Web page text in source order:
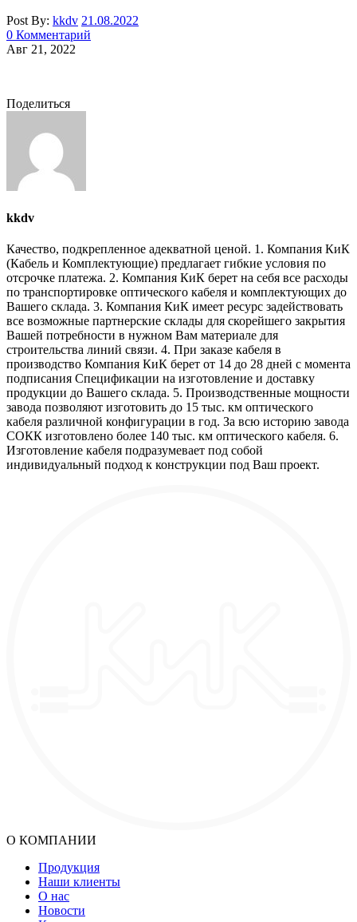
Post By: kkdv 21.08.2022
0 Комментарий
Авг 21, 2022
Поделиться
kkdv
Качество, подкрепленное адекватной ценой. 1. Компания КиК
(Кабель и Комплектующие) предлагает гибкие условия по
отсрочке платежа. 2. Компания КиК берет на себя все расходы
по транспортировке оптического кабеля и комплектующих до
Вашего склада. 3. Компания КиК имеет ресурс задействовать
все возможные партнерские склады для скорейшего закрытия
Вашей потребности в нужном Вам материале для
строительства линий связи. 4. При заказе кабеля в
производство Компания КиК берет от 14 до 28 дней с момента
подписания Спецификации на изготовление и доставку
продукции до Вашего склада. 5. Производственные мощности
завода позволяют изготовить до 15 тыс. км оптического
кабеля различной конфигурации в год. За всю историю завода
СОКК изготовлено более 140 тыс. км оптического кабеля. 6.
Изготовление кабеля подразумевает под собой
индивидуальный подход к конструкции под Ваш проект.
О КОМПАНИИ
Продукция
Наши клиенты
О нас
Новости